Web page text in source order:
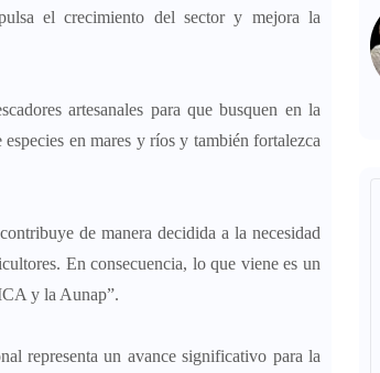
el crecimiento del sector y mejora la
artesanales para que busquen en la
en mares y ríos y también fortalezca
de manera decidida a la necesidad
En consecuencia, lo que viene es un
y la Aunap”.
representa un avance significativo para la